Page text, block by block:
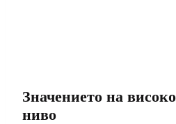
Значението на
ниво